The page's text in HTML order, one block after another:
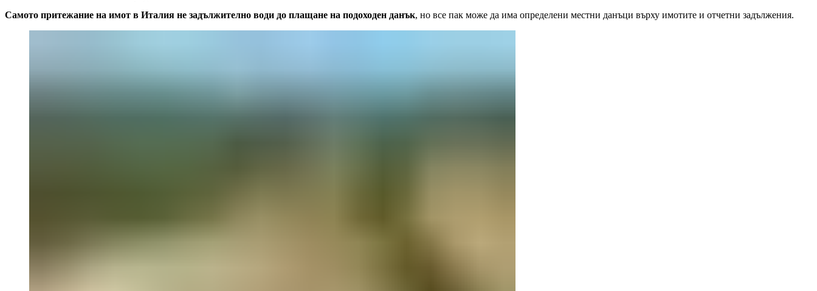
Самото притежание на имот в Италия не задължително води до плащане на подоходен данък, но все пак може да има определени местни данъци върху имотите и отчетни задължения.